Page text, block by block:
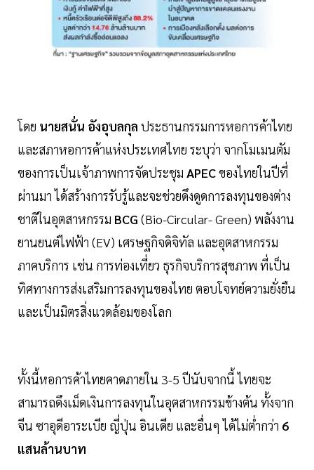
โดย นายสนั่น อังอุบลกุล ประธานกรรมการหอการค้าไทย
และสภาหอการค้าแห่งประเทศไทย ระบุว่า จากโมเมนตัม
ของการเป็นเจ้าภาพการจัดประชุม APECของไทยในปีที่
ผ่านมา ได้สร้างการรับรู้และจะช่วยดึงดูดการลงทุนของต่าง
ชาติในอุตสาหกรรม BCG (Bio-Circular- Green) พลังงาน
ยานยนต์ไฟฟ้า (EV) เศรษฐกิจดิจิทัล และอุตสาหกรรม
ภาคบริการ เช่น การท่องเที่ยว ธุรกิจบริการสุขภาพ ที่เป็น
ทิศทางการส่งเสริมการลงทุนของไทย ตอบโจทย์ความยั่งยืน
และเป็นมิตรสิ่งแวดล้อมของโลก
ทั้งนี้หอการค้าไทยคาดภายใน 3-5 ปีนับจากนี้ ไทยจะ
สามารถดึงเม็ดเงินการลงทุนในอุตสาหกรรมข้างต้น ทั้งจาก
จีน ซาอุดีอาระเบีย ญี่ปุ่น อินเดีย และอื่นๆ ได้ไม่ตํ่ากว่า 6
แสนล้านบาท